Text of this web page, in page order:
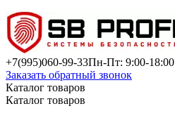
+7(995)060-99-33Пн-Пт: 9:00-18:00
Заказать обратный звонок
Каталог товаров
Каталог товаров